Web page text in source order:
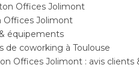
Offices Jolimont
Offices Jolimont
équipements
de coworking à Toulouse
Offices Jolimont : avis clients